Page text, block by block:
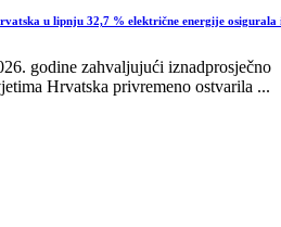
u lipnju 32,7 % električne energije osigurala
godine zahvaljujući iznadprosječno
Hrvatska privremeno ostvarila ...